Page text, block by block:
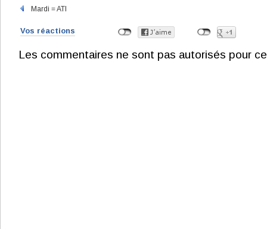
Mardi = ATI
Vos réactions
Les commentaires ne sont pas autorisés pour